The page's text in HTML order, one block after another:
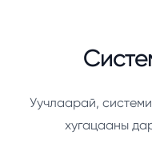
Уучлаарай,
хугацааны